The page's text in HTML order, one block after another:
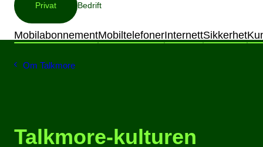
Privat Bedrift
MobilabonnementMobiltelefonerInternettSikkerhet
Om Talkmore
Talkmore-kulturen